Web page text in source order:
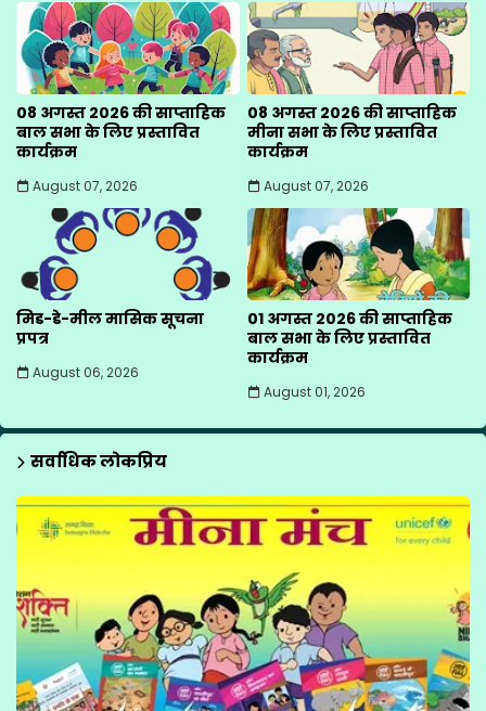
08 अगस्त 2026 की साप्ताहिक
बाल सभा के लिए प्रस्तावित
कार्यक्रम
August 07, 2026
08 अगस्त 2026 की साप्ताहिक
मीना सभा के लिए प्रस्तावित
कार्यक्रम
August 07, 2026
मिड-डे-मील मासिक सूचना
प्रपत्र
August 06, 2026
01 अगस्त 2026 की साप्ताहिक
बाल सभा के लिए प्रस्तावित
कार्यक्रम
August 01, 2026
सर्वाधिक लोकप्रिय